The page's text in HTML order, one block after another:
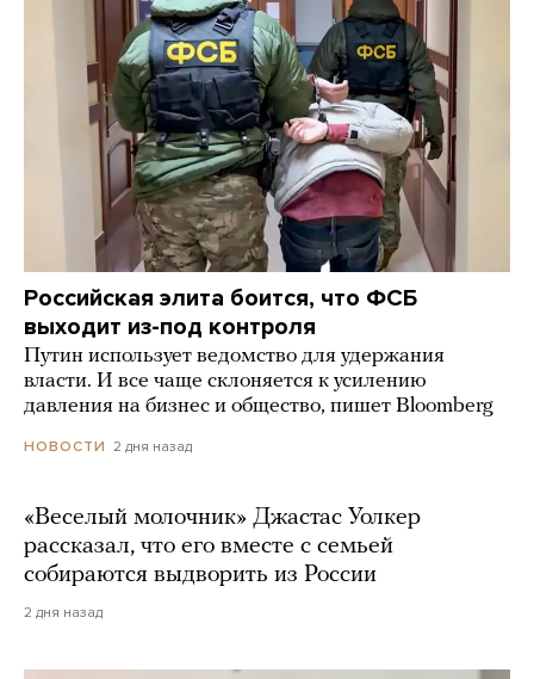
Российская элита боится, что ФСБ
выходит из-под контроля
Путин использует ведомство для удержания
власти. И все чаще склоняется к усилению
давления на бизнес и общество, пишет Bloomberg
НОВОСТИ 2 дня назад
«Веселый молочник» Джастас Уолкер
рассказал, что его вместе с семьей
собираются выдворить из России
2 дня назад